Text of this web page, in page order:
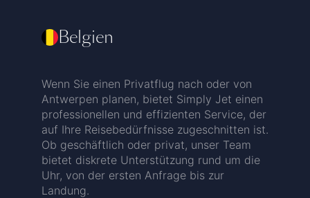
Belgien
Wenn Sie einen Privatflug nach oder von
Antwerpen planen, bietet Simply Jet einen
professionellen und effizienten Service, der
auf Ihre Reisebedürfnisse zugeschnitten ist.
Ob geschäftlich oder privat, unser Team
bietet diskrete Unterstützung rund um die
Uhr, von der ersten Anfrage bis zur
Landung.